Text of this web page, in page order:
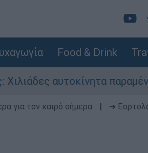
Food & Drink
αυτοκίνητα παραμένουν
για τον καιρό σήμερα
➔